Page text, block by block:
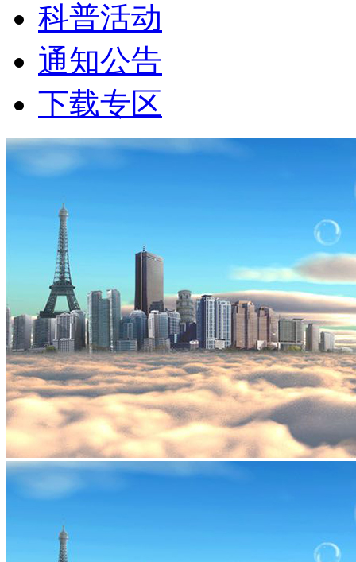
科普活动
通知公告
下载专区